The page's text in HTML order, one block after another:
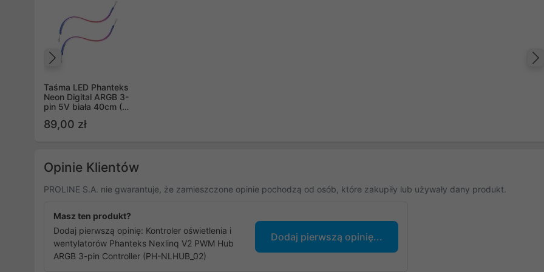
Taśma LED Phanteks
Neon Digital ARGB 3-
pin 5V biała 40cm (2
89,00 zł
Opinie Klientów
PROLINE S.A. nie gwarantuje, że zamieszczone opinie pochodzą od osób, które zakupiły lub używały dany produkt.
Masz ten produkt?
Dodaj pierwszą opinię: Kontroler oświetlenia i
wentylatorów Phanteks Nexlinq V2 PWM Hub
ARGB 3-pin Controller (PH-NLHUB_02)
Dodaj pierwszą opinię...